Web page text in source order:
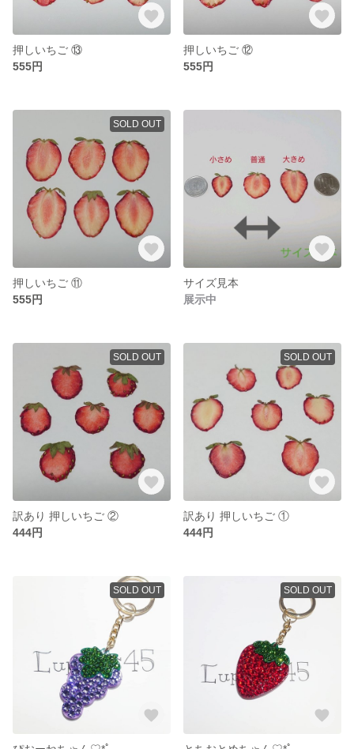
押しいちご ⑬
555円
押しいちご ⑫
555円
SOLD OUT
押しいちご ⑪
555円
サイズ見本
展示中
SOLD OUT
訳あり 押しいちご ②
444円
SOLD OUT
訳あり 押しいちご ①
444円
SOLD OUT SOLD OUT